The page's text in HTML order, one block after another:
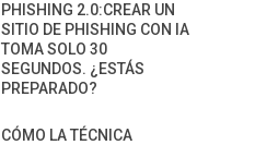
PHISHING 2.0:CREAR UN
SITIO DE PHISHING CON IA
TOMA SOLO 30
SEGUNDOS. ¿ESTÁS
PREPARADO?
CÓMO LA TÉCNICA